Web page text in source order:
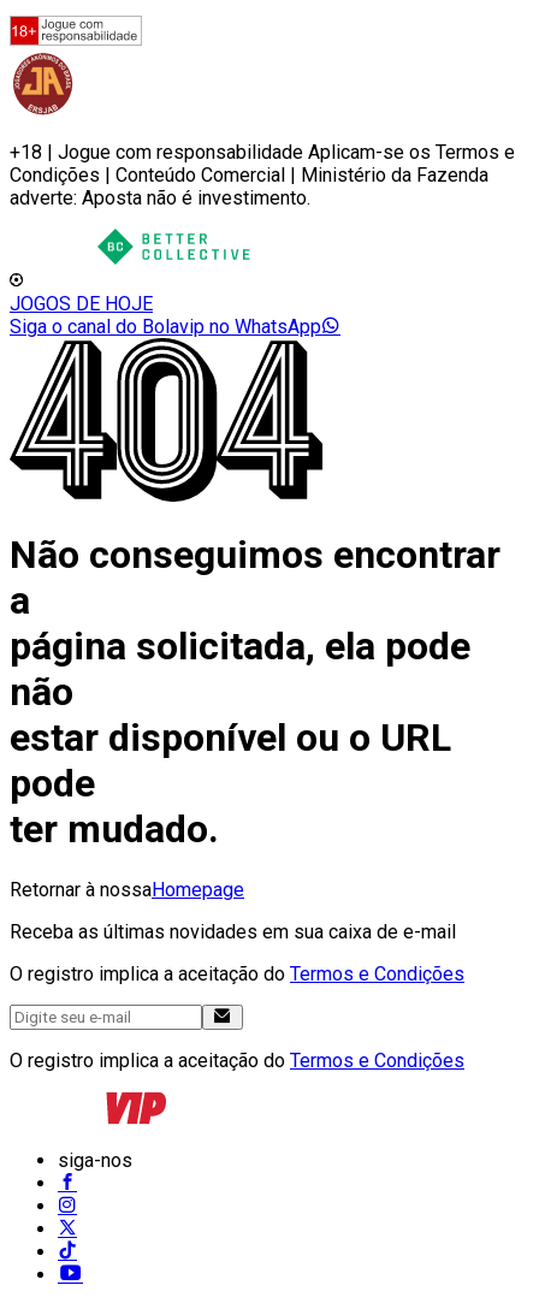
+18 | Jogue com responsabilidade Aplicam-se os Termos e
Condições | Conteúdo Comercial | Ministério da Fazenda
adverte: Aposta não é investimento.
JOGOS DE HOJE
Siga o canal do Bolavip no WhatsApp
Não conseguimos encontrar
a
página solicitada, ela pode
não
estar disponível ou o URL
pode
ter mudado.
Retornar à nossaHomepage
Receba as últimas novidades em sua caixa de e-mail
O registro implica a aceitação do Termos e Condições
O registro implica a aceitação do Termos e Condições
siga-nos